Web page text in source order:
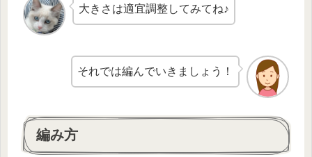
大きさは適宜調整してみてね♪
それでは編んでいきましょう！
編み方